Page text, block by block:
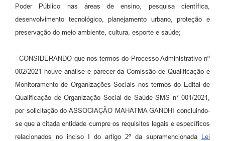
Poder Público nas áreas de ensino, pesquisa científica,
desenvolvimento tecnológico, planejamento urbano, proteção e
preservação do meio ambiente, cultura, esporte e saúde;
- CONSIDERANDO que nos termos do Processo Administrativo nº
002/2021 houve análise e parecer da Comissão de Qualificação e
Monitoramento de Organizações Sociais nos termos do Edital de
Qualificação de Organização Social de Saúde SMS n° 001/2021,
por solicitação do ASSOCIAÇÃO MAHATMA GANDHI concluindo-
se que a citada entidade cumpre os requisitos legais e específicos
relacionados no inciso I do artigo 2º da supramencionada
Lei